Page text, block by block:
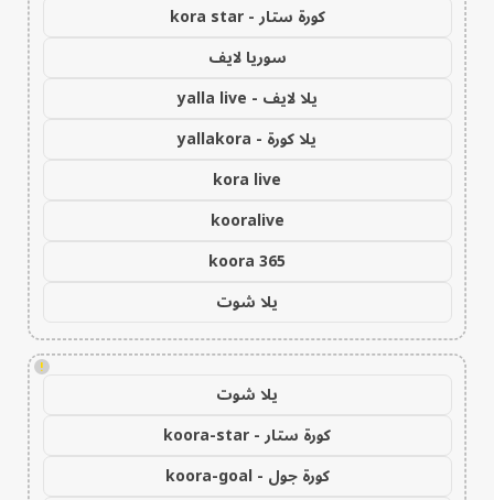
كورة ستار - kora star
سوريا لايف
يلا لايف - yalla live
يلا كورة - yallakora
kora live
kooralive
koora 365
يلا شوت
!
يلا شوت
كورة ستار - koora-star
كورة جول - koora-goal